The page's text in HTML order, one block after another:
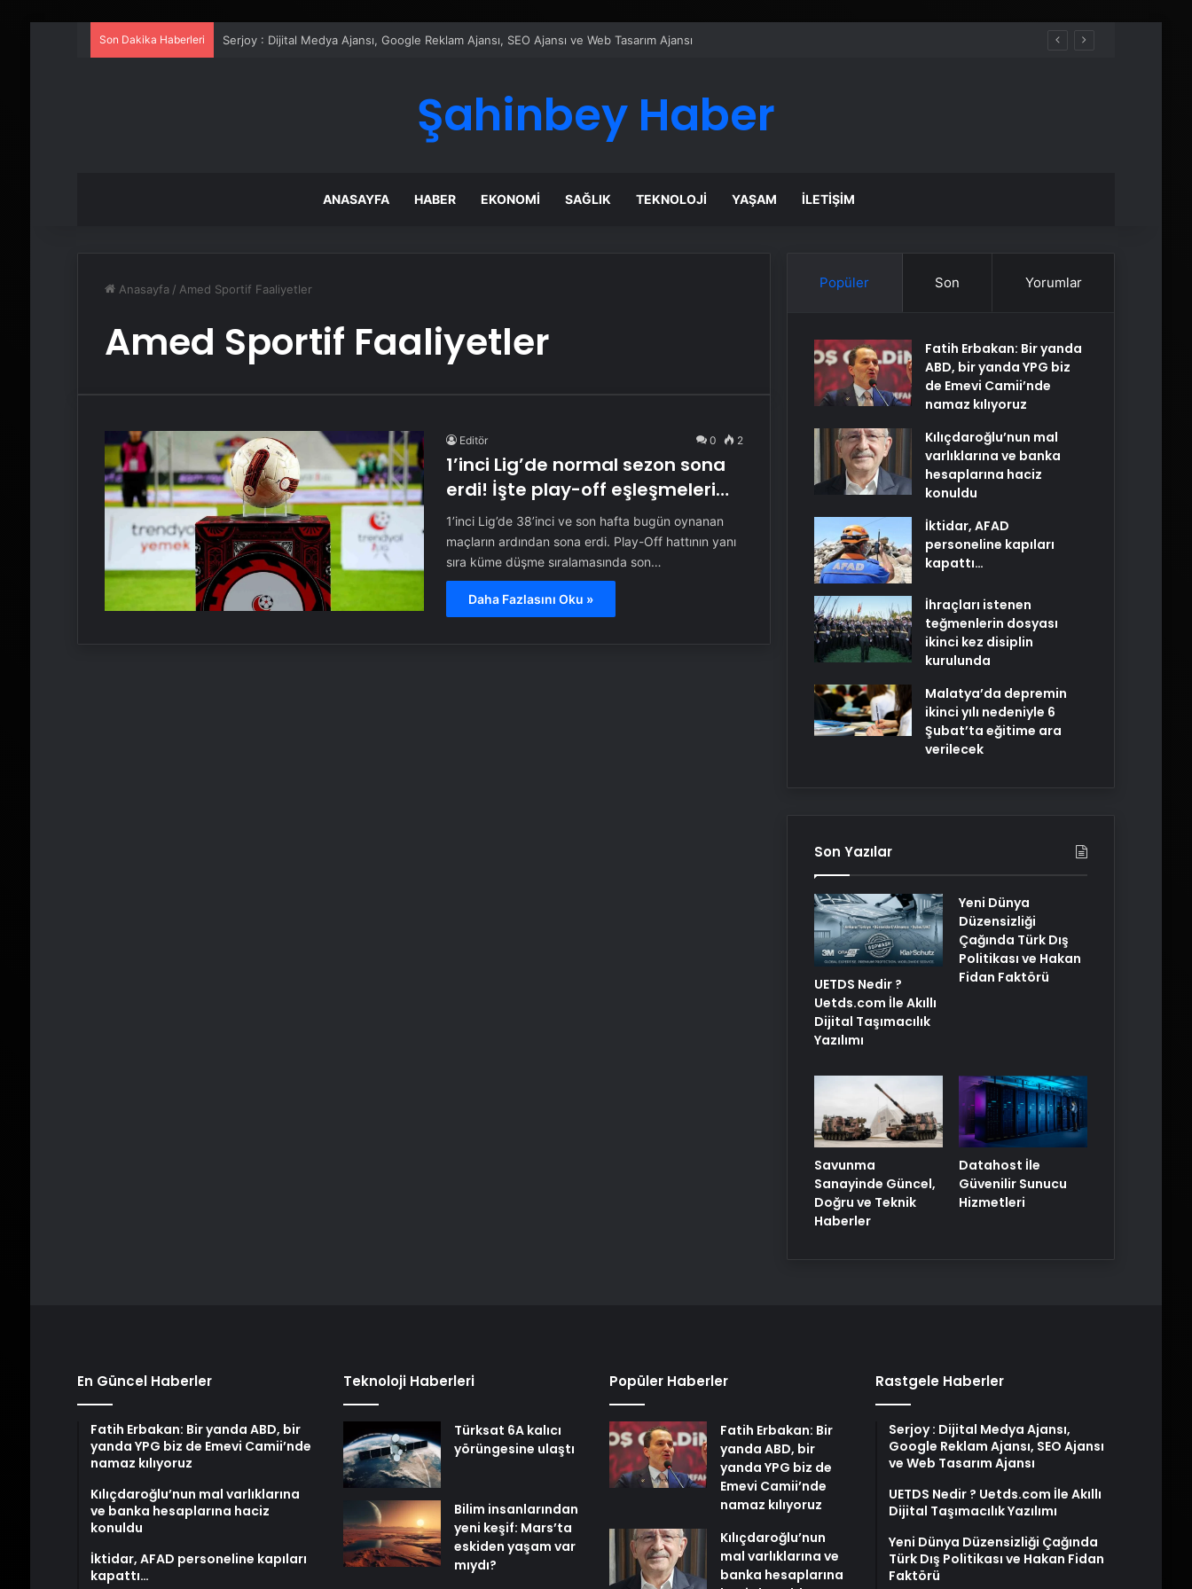
Son Dakika Haberleri Serjoy : Dijital Medya Ajansı, Google Reklam Ajansı, SEO Ajansı ve Web Tasarım Ajansı
Şahinbey Haber
ANASAYFA HABER EKONOMI SAĞLIK TEKNOLOJI YAŞAM İLETIŞIM
Anasayfa / Amed Sportif Faaliyetler
Amed Sportif Faaliyetler
Editör 0 2
1’inci Lig’de normal sezon sona
erdi! İşte play-off eşleşmeleri…
1’inci Lig’de 38’inci ve son hafta bugün oynanan
maçların ardından sona erdi. Play-Off hattının yanı
sıra küme düşme sıralamasında son…
Daha Fazlasını Oku »
Popüler Son Yorumlar
Fatih Erbakan: Bir yanda
ABD, bir yanda YPG biz
de Emevi Camii’nde
namaz kılıyoruz
Kılıçdaroğlu’nun mal
varlıklarına ve banka
hesaplarına haciz
konuldu
İktidar, AFAD
personeline kapıları
kapattı…
İhraçları istenen
teğmenlerin dosyası
ikinci kez disiplin
kurulunda
Malatya’da depremin
ikinci yılı nedeniyle 6
Şubat’ta eğitime ara
verilecek
Son Yazılar
UETDS Nedir ?
Uetds.com İle Akıllı
Dijital Taşımacılık
Yazılımı
Yeni Dünya
Düzensizliği
Çağında Türk Dış
Politikası ve Hakan
Fidan Faktörü
Savunma
Sanayinde Güncel,
Doğru ve Teknik
Haberler
Datahost İle
Güvenilir Sunucu
Hizmetleri
En Güncel Haberler
Fatih Erbakan: Bir yanda ABD, bir
yanda YPG biz de Emevi Camii’nde
namaz kılıyoruz
Kılıçdaroğlu’nun mal varlıklarına
ve banka hesaplarına haciz
konuldu
İktidar, AFAD personeline kapıları
kapattı…
Teknoloji Haberleri
Türksat 6A kalıcı
yörüngesine ulaştı
Bilim insanlarından
yeni keşif: Mars’ta
eskiden yaşam var
mıydı?
Popüler Haberler
Fatih Erbakan: Bir
yanda ABD, bir
yanda YPG biz de
Emevi Camii’nde
namaz kılıyoruz
Kılıçdaroğlu’nun
mal varlıklarına ve
banka hesaplarına
Rastgele Haberler
Serjoy : Dijital Medya Ajansı,
Google Reklam Ajansı, SEO Ajansı
ve Web Tasarım Ajansı
UETDS Nedir ? Uetds.com İle Akıllı
Dijital Taşımacılık Yazılımı
Yeni Dünya Düzensizliği Çağında
Türk Dış Politikası ve Hakan Fidan
Faktörü